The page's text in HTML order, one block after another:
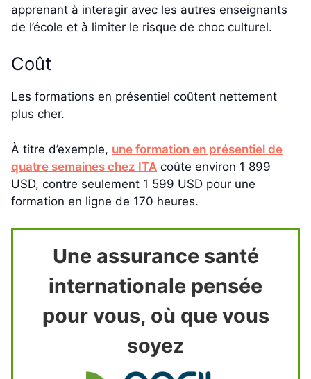
apprenant à interagir avec les autres enseignants
de l’école et à limiter le risque de choc culturel.
Coût
Les formations en présentiel coûtent nettement
plus cher.
À titre d’exemple, une formation en présentiel de
quatre semaines chez ITA coûte environ 1 899
USD, contre seulement 1 599 USD pour une
formation en ligne de 170 heures.
Une assurance santé
internationale pensée
pour vous, où que vous
soyez